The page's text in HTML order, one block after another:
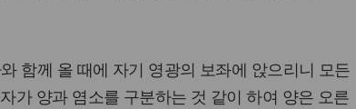
함께 올 때에 자기 영광의 보좌에 앉으리니 모든
가 양과 염소를 구분하는 것 같이 하여 양은 오른